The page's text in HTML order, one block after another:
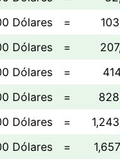
Dólares
=
Dólares
=
Dólares
=
Dólares
=
Dólares
=
Dólares
=